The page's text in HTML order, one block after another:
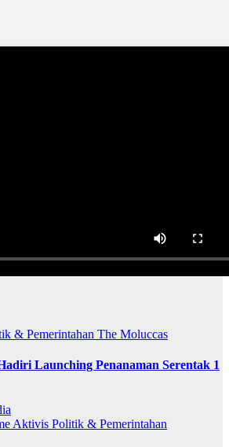
& Pemerintahan The Moluccas
Launching Penanaman Serentak 1
Aktivis Politik & Pemerintahan